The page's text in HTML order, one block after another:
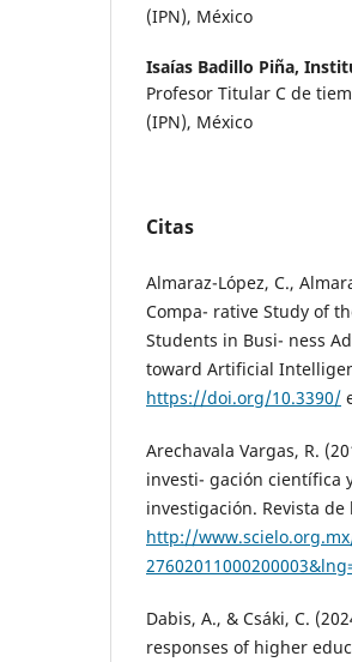
(IPN), México
Isaías Badillo Piña,
Profesor Titular C de
(IPN), México
Citas
Almaraz-López, C.,
Compa- rative Study of
Students in Busi- ness
toward Artificial
https://doi.org/10.3390/
Arechavala Vargas, R.
investi- gación científica
investigación. Revista de
http://
Dabis, A., & Csáki, C.
responses of higher